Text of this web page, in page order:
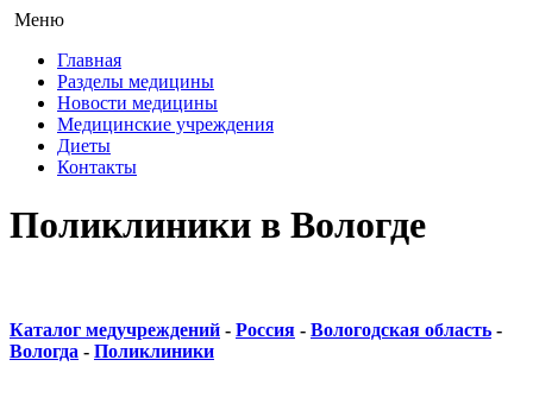
Меню
Главная
Разделы медицины
Новости медицины
Медицинские учреждения
Диеты
Контакты
Поликлиники в Вологде
Каталог медучреждений - Россия - Вологодская область -
Вологда - Поликлиники